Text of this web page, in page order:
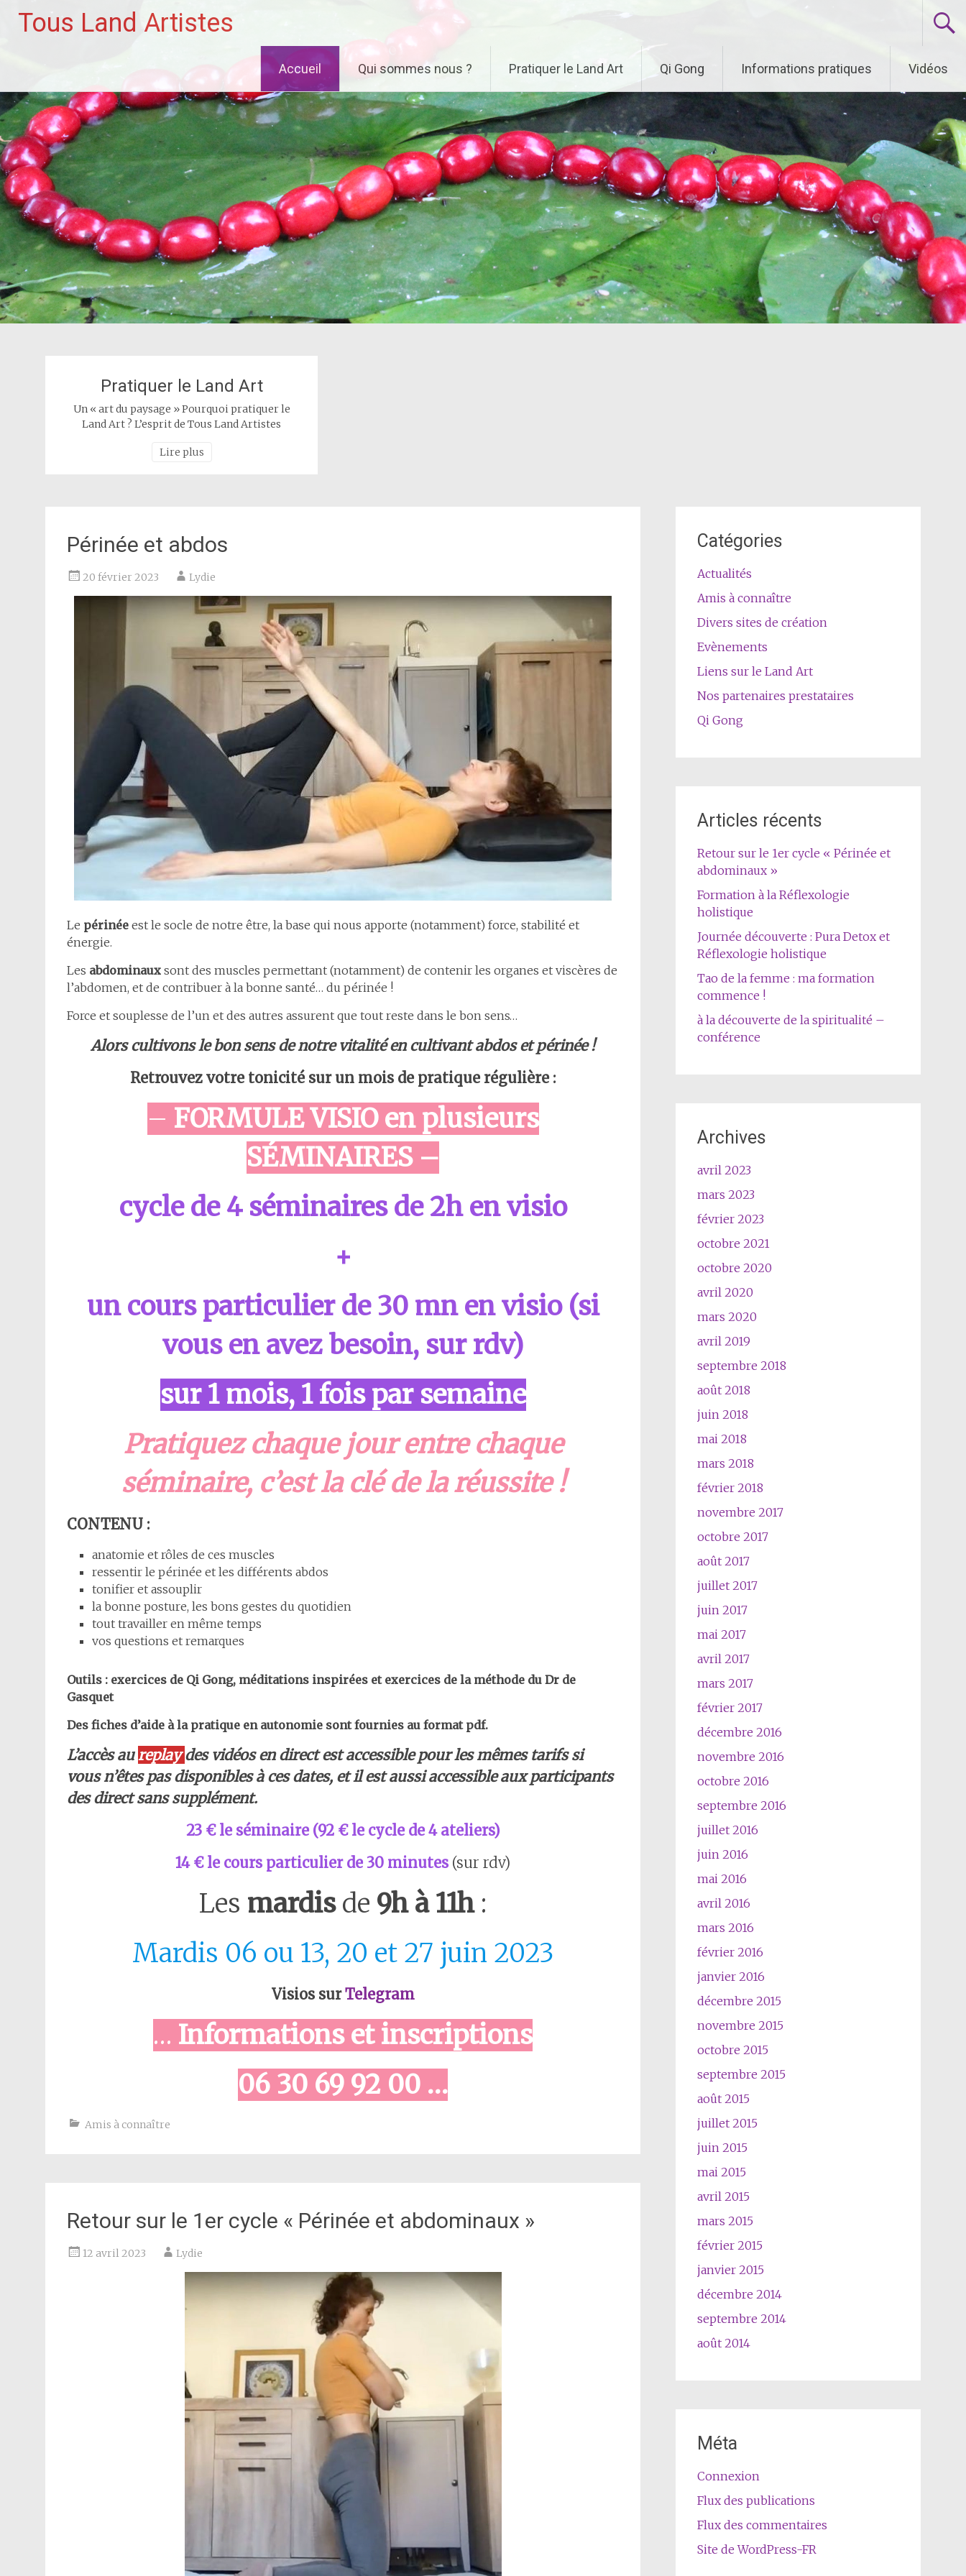
Tous Land Artistes
au
contenu
Accueil Qui sommes nous ? Pratiquer le Land Art Qi Gong Informations pratiques Vidéos
Pratiquer le Land Art
Un « art du paysage » Pourquoi pratiquer le
Land Art ? L’esprit de Tous Land Artistes
Lire plus
Périnée et abdos
20 février 2023 Lydie
Le périnée est le socle de notre être, la base qui nous apporte (notamment) force, stabilité et
énergie.
Les abdominaux sont des muscles permettant (notamment) de contenir les organes et viscères de
l’abdomen, et de contribuer à la bonne santé… du périnée !
Force et souplesse de l’un et des autres assurent que tout reste dans le bon sens…
Alors cultivons le bon sens de notre vitalité en cultivant abdos et périnée !
Retrouvez votre tonicité sur un mois de pratique régulière :
– FORMULE VISIO en plusieurs
SÉMINAIRES –
cycle de 4 séminaires de 2h en visio
+
un cours particulier de 30 mn en visio (si
vous en avez besoin, sur rdv)
sur 1 mois, 1 fois par semaine
Pratiquez chaque jour entre chaque
séminaire, c’est la clé de la réussite !
CONTENU :
anatomie et rôles de ces muscles
ressentir le périnée et les différents abdos
tonifier et assouplir
la bonne posture, les bons gestes du quotidien
tout travailler en même temps
vos questions et remarques
Outils : exercices de Qi Gong, méditations inspirées et exercices de la méthode du Dr de
Gasquet
Des fiches d’aide à la pratique en autonomie sont fournies au format pdf.
L’accès aureplaydes vidéos en direct est accessible pour les mêmes tarifs si
vous n’êtes pas disponibles à ces dates, et il est aussi accessible aux participants
des direct sans supplément.
23 € le séminaire (92 € le cycle de 4 ateliers)
14 € le cours particulier de 30 minutes (sur rdv)
Les mardisde 9h à 11h:
Mardis 06 ou 13, 20 et 27 juin 2023
Visios surTelegram
… Informations et inscriptions
06 30 69 92 00 …
Amis à connaître
Retour sur le 1er cycle « Périnée et abdominaux »
12 avril 2023 Lydie
Catégories
Actualités
Amis à connaître
Divers sites de création
Evènements
Liens sur le Land Art
Nos partenaires prestataires
Qi Gong
Articles récents
Retour sur le 1er cycle « Périnée et
abdominaux »
Formation à la Réflexologie
holistique
Journée découverte : Pura Detox et
Réflexologie holistique
Tao de la femme : ma formation
commence !
à la découverte de la spiritualité –
conférence
Archives
avril 2023
mars 2023
février 2023
octobre 2021
octobre 2020
avril 2020
mars 2020
avril 2019
septembre 2018
août 2018
juin 2018
mai 2018
mars 2018
février 2018
novembre 2017
octobre 2017
août 2017
juillet 2017
juin 2017
mai 2017
avril 2017
mars 2017
février 2017
décembre 2016
novembre 2016
octobre 2016
septembre 2016
juillet 2016
juin 2016
mai 2016
avril 2016
mars 2016
février 2016
janvier 2016
décembre 2015
novembre 2015
octobre 2015
septembre 2015
août 2015
juillet 2015
juin 2015
mai 2015
avril 2015
mars 2015
février 2015
janvier 2015
décembre 2014
septembre 2014
août 2014
Méta
Connexion
Flux des publications
Flux des commentaires
Site de WordPress-FR